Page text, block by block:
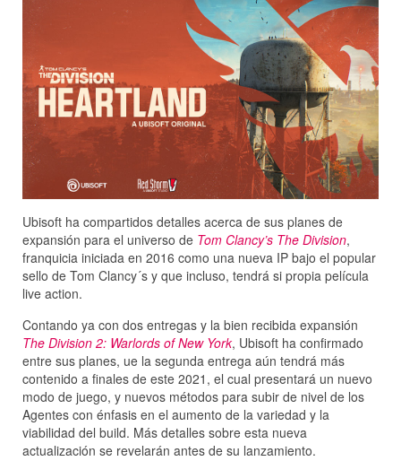
Ubisoft ha compartidos detalles acerca de sus planes de
expansión para el universo de Tom Clancy’s The Division,
franquicia iniciada en 2016 como una nueva IP bajo el popular
sello de Tom Clancy´s y que incluso, tendrá si propia película
live action.
Contando ya con dos entregas y la bien recibida expansión
The Division 2: Warlords of New York, Ubisoft ha confirmado
entre sus planes, ue la segunda entrega aún tendrá más
contenido a finales de este 2021, el cual presentará un nuevo
modo de juego, y nuevos métodos para subir de nivel de los
Agentes con énfasis en el aumento de la variedad y la
viabilidad del build. Más detalles sobre esta nueva
actualización se revelarán antes de su lanzamiento.